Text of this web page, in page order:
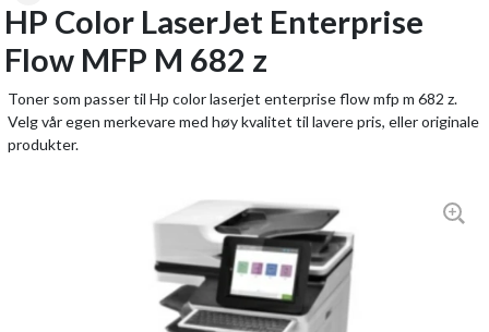
HP Color LaserJet Enterprise
Flow MFP M 682 z
Toner som passer til Hp color laserjet enterprise flow mfp m 682 z.
Velg vår egen merkevare med høy kvalitet til lavere pris, eller originale
produkter.